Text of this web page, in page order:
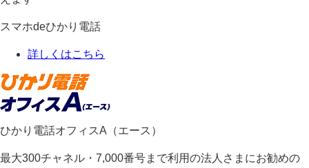
スマホdeひかり電話
詳しくはこちら
ひかり電話オフィスA（エース）
最大300チャネル・7,000番号まで利用の法人さまにお勧めの